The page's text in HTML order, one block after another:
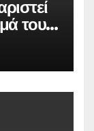
τους